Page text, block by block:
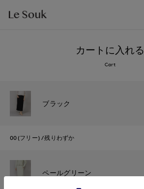
カートに入れる
Cart
ブラック
00(フリー) 残りわずか
ペールグリーン